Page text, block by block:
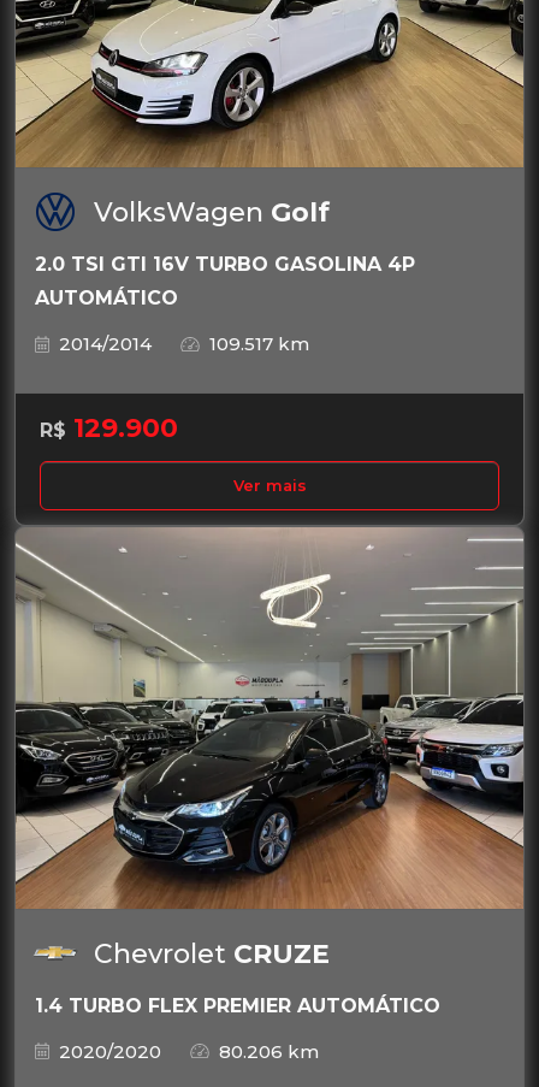
VolksWagen Golf
2.0 TSI GTI 16V TURBO GASOLINA 4P
AUTOMÁTICO
2014/2014
109.517 km
R$ 129.900
Ver mais
Chevrolet CRUZE
1.4 TURBO FLEX PREMIER AUTOMÁTICO
2020/2020
80.206 km